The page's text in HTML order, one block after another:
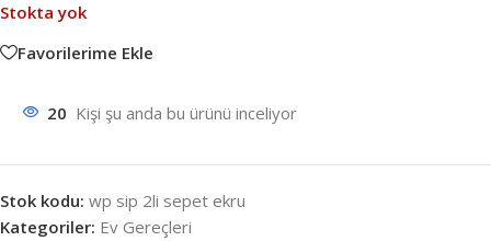
Stokta yok
Favorilerime Ekle
20 Kişi şu anda bu ürünü inceliyor
Stok kodu: wp sip 2li sepet ekru
Kategoriler: Ev Gereçleri